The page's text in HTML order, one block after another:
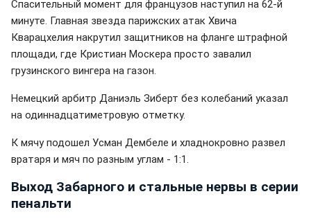
Спасительный момент для французов наступил на 62-й
минуте. Главная звезда парижских атак Хвича
Кварацхелия накрутил защитников на фланге штрафной
площади, где Кристиан Москера просто завалил
грузинского вингера на газон.
Немецкий арбитр Даниэль Зиберт без колебаний указал
на одиннадцатиметровую отметку.
К мячу подошел Усман Дембеле и хладнокровно развел
вратаря и мяч по разным углам - 1:1.
Выход Забарного и стальные нервы в серии
пенальти